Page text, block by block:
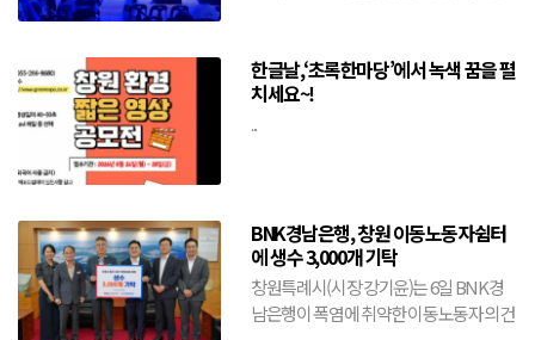
한글날,‘초록한마당’에서 녹색 꿈을 펼
치세요~!
...
BNK경남은행, 창원 이동노동자쉼터
에 생수 3,000개 기탁
창원특례시(시장 강기윤)는 6일 BNK경
남은행이 폭염에 취약한 이동노동자의 건